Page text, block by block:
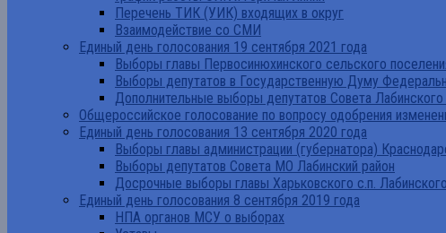
Перечень ТИК (УИК) входящих в округ
Взаимодействие со СМИ
Единый день голосования 19 сентября 2021 года
Выборы главы Первосинюхинского сельского
Выборы депутатов в Государственную Думу
Дополнительные выборы депутатов Совета
Общероссийское голосование по вопросу одобрения
Единый день голосования 13 сентября 2020 года
Выборы главы администрации (губернатора)
Выборы депутатов Совета МО Лабинский район
Досрочные выборы главы Харьковского с.п.
Единый день голосования 8 сентября 2019 года
НПА органов МСУ о выборах